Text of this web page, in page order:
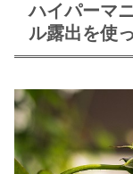
ハイパーマ
ル露出を使